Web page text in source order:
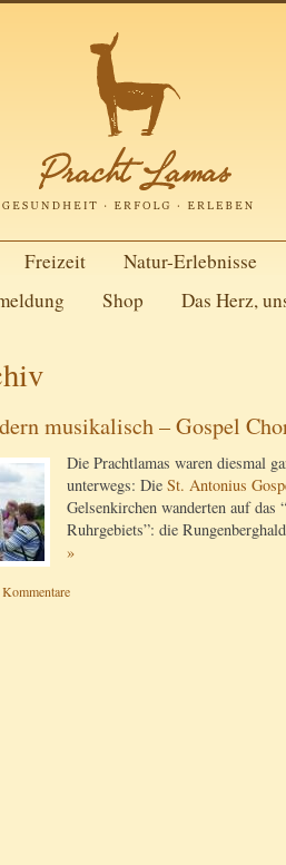
Freizeit Natur-Erlebnisse
Shop Das Herz,
musikalisch – Gospel
Die Prachtlamas waren diesmal
unterwegs: Die St. Antonius
Gelsenkirchen wanderten auf das
Ruhrgebiets”: die
»